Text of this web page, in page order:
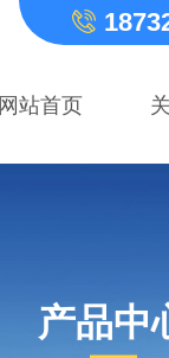
网站首页
产品中